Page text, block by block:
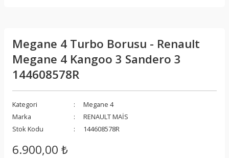
Megane 4 Turbo Borusu - Renault
Megane 4 Kangoo 3 Sandero 3
144608578R
Kategori
Megane 4
Marka
RENAULT MAİS
Stok Kodu
144608578R
6.900,00 ₺